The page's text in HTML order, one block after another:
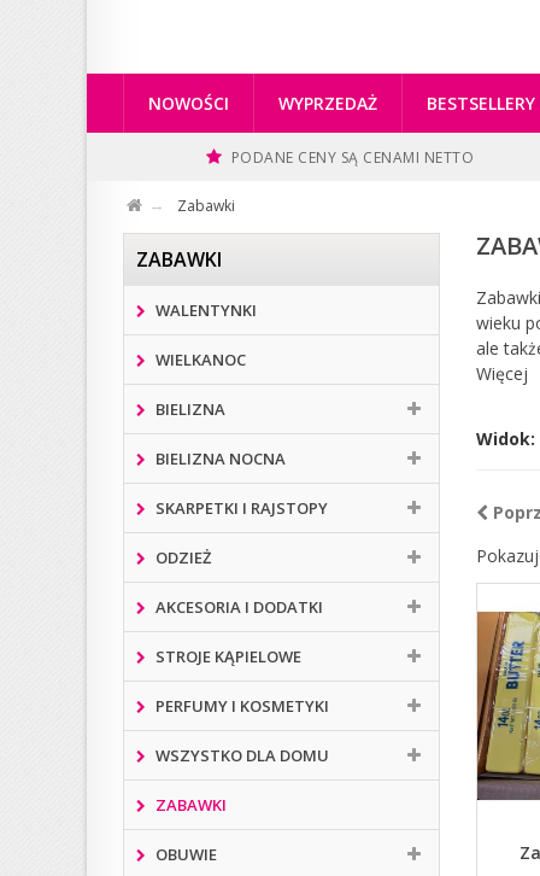
NOWOŚCI WYPRZEDAŻ BESTSELLERY
PODANE CENY SĄ CENAMI NETTO
Zabawki
ZABAWKI
WALENTYNKI
WIELKANOC
BIELIZNA
BIELIZNA NOCNA
SKARPETKI I RAJSTOPY
ODZIEŻ
AKCESORIA I DODATKI
STROJE KĄPIELOWE
PERFUMY I KOSMETYKI
WSZYSTKO DLA DOMU
ZABAWKI
OBUWIE
wieku
ale
Więcej
Widok: